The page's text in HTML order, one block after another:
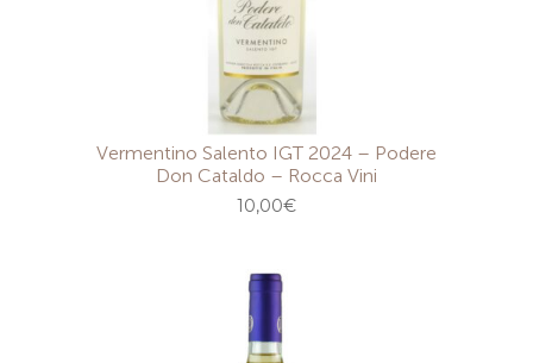
Vermentino Salento IGT 2024 – Podere
Don Cataldo – Rocca Vini
10,00€